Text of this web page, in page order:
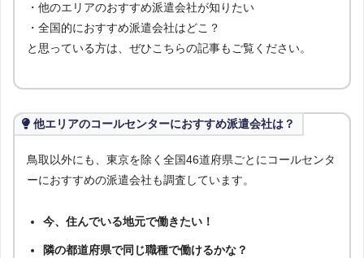
・他のエリアのおすすめ派遣会社が知りたい
・全国的におすすめ派遣会社はどこ？
と思っている方は、ぜひこちらの記事もご覧ください。
他エリアのコールセンターにおすすめ派遣会社は？
鳥取以外にも、東京を除く全国46道府県ごとにコールセンタ
ーにおすすめの派遣会社も調査しています。
今、住んでいる地元で働きたい！
隣の都道府県で同じ職種で働けるかな？